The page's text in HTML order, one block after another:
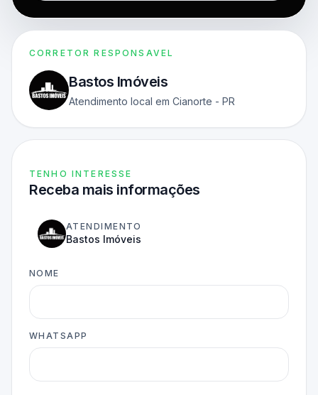
CORRETOR RESPONSAVEL
Bastos Imóveis
Atendimento local em Cianorte - PR
TENHO INTERESSE
Receba mais informações
ATENDIMENTO
Bastos Imóveis
NOME
WHATSAPP